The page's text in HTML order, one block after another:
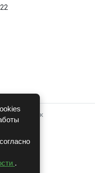
авторазборок
г.
.